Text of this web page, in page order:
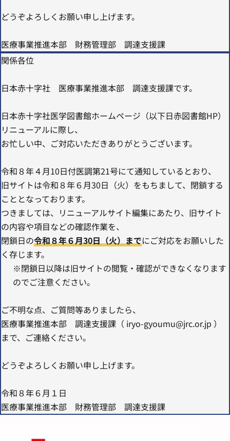
どうぞよろしくお願い申し上げます。
医療事業推進本部 財務管理部 調達支援課
関係各位
日本赤十字社 医療事業推進本部 調達支援課です。
日本赤十字社医学図書館ホームページ（以下日赤図書館HP）
リニューアルに際し、
お忙しい中、ご対応いただきありがとうございます。
令和８年４月10日付医調第21号にて通知しているとおり、
旧サイトは令和８年６月30日（火）をもちまして、閉鎖する
こととなっております。
つきましては、リニューアルサイト編集にあたり、旧サイト
の内容や項目などの確認作業を、
閉鎖日の令和８年６月30日（火）までにご対応をお願いした
く存じます。
※閉鎖日以降は旧サイトの閲覧・確認ができなくなります
のでご注意ください。
ご不明な点、ご質問等ありましたら、
医療事業推進本部 調達支援課（ iryo-gyoumu@jrc.or.jp ）
まで、ご連絡ください。
どうぞよろしくお願い申し上げます。
令和８年６月１日
医療事業推進本部 財務管理部 調達支援課